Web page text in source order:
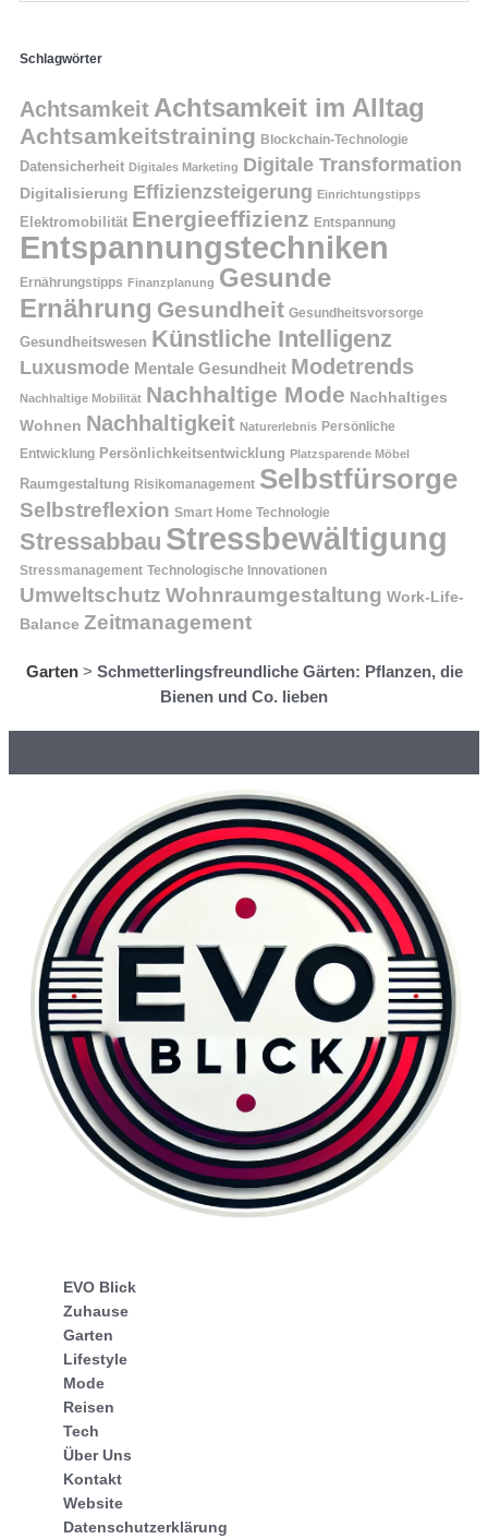
Schlagwörter
Achtsamkeit Achtsamkeit im Alltag
Achtsamkeitstraining Blockchain-Technologie
Datensicherheit Digitales Marketing Digitale Transformation
Digitalisierung Effizienzsteigerung Einrichtungstipps
Elektromobilität Energieeffizienz Entspannung
Entspannungstechniken
Ernährungstipps Finanzplanung Gesunde
Ernährung Gesundheit Gesundheitsvorsorge
Gesundheitswesen Künstliche Intelligenz
Luxusmode Mentale Gesundheit Modetrends
Nachhaltige Mobilität Nachhaltige Mode Nachhaltiges
Wohnen Nachhaltigkeit Naturerlebnis Persönliche
Entwicklung Persönlichkeitsentwicklung Platzsparende Möbel
Raumgestaltung Risikomanagement Selbstfürsorge
Selbstreflexion Smart Home Technologie
Stressabbau Stressbewältigung
Stressmanagement Technologische Innovationen
Umweltschutz Wohnraumgestaltung Work-Life-
Balance Zeitmanagement
Garten> Schmetterlingsfreundliche Gärten: Pflanzen, die
Bienen und Co. lieben
EVO Blick
Zuhause
Garten
Lifestyle
Mode
Reisen
Tech
Über Uns
Kontakt
Website
Datenschutzerklärung